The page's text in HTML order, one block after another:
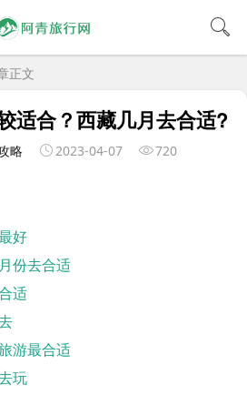
正文
适合？西藏几月去合适?
略 2023-04-07 720
好
份去合适
适
游最合适
玩